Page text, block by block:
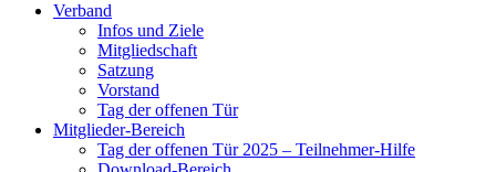
Verband
Infos und Ziele
Mitgliedschaft
Satzung
Vorstand
Tag der offenen Tür
Mitglieder-Bereich
Tag der offenen Tür 2025 – Teilnehmer-Hilfe